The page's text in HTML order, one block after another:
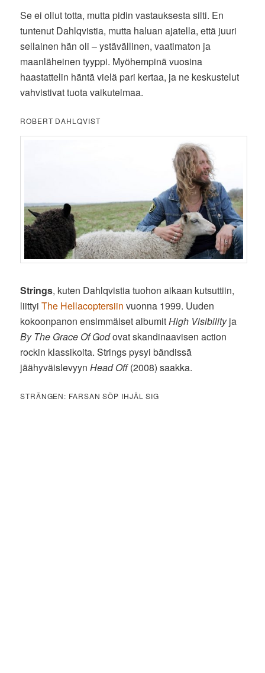
Se ei ollut totta, mutta pidin vastauksesta silti. En
tuntenut Dahlqvistia, mutta haluan ajatella, että juuri
sellainen hän oli – ystävällinen, vaatimaton ja
maanläheinen tyyppi. Myöhempinä vuosina
haastattelin häntä vielä pari kertaa, ja ne keskustelut
vahvistivat tuota vaikutelmaa.
ROBERT DAHLQVIST
Strings, kuten Dahlqvistia tuohon aikaan kutsuttiin,
liittyiThe Hellacoptersiin vuonna 1999. Uuden
kokoonpanon ensimmäiset albumitHigh Visibilityja
By The Grace Of Godovat skandinaavisen action
rockin klassikoita. Strings pysyi bändissä
jäähyväislevyynHead Off(2008) saakka.
STRÄNGEN: FARSAN SÖP IHJÄL SIG